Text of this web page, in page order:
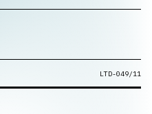
LTD-049/11